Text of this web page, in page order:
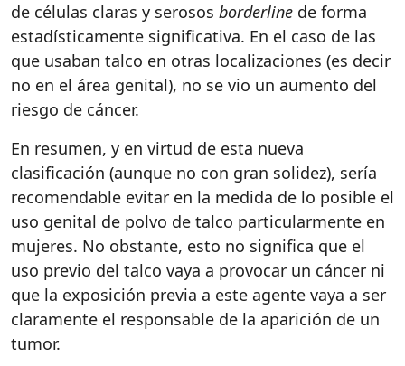
de células claras y serosos borderline de forma
estadísticamente significativa. En el caso de las
que usaban talco en otras localizaciones (es decir
no en el área genital), no se vio un aumento del
riesgo de cáncer.
En resumen, y en virtud de esta nueva
clasificación (aunque no con gran solidez), sería
recomendable evitar en la medida de lo posible el
uso genital de polvo de talco particularmente en
mujeres. No obstante, esto no significa que el
uso previo del talco vaya a provocar un cáncer ni
que la exposición previa a este agente vaya a ser
claramente el responsable de la aparición de un
tumor.